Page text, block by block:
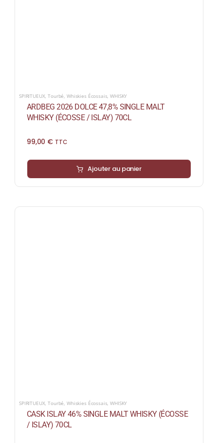
SPIRITUEUX,Tourbé, Whiskies Écossais,WHISKY
ARDBEG 2026 DOLCE 47,8% SINGLE MALT
WHISKY (ÉCOSSE / ISLAY) 70CL
99,00 € TTC
Ajouter au panier
SPIRITUEUX,Tourbé, Whiskies Écossais,WHISKY
CASK ISLAY 46% SINGLE MALT WHISKY (ÉCOSSE
/ ISLAY) 70CL